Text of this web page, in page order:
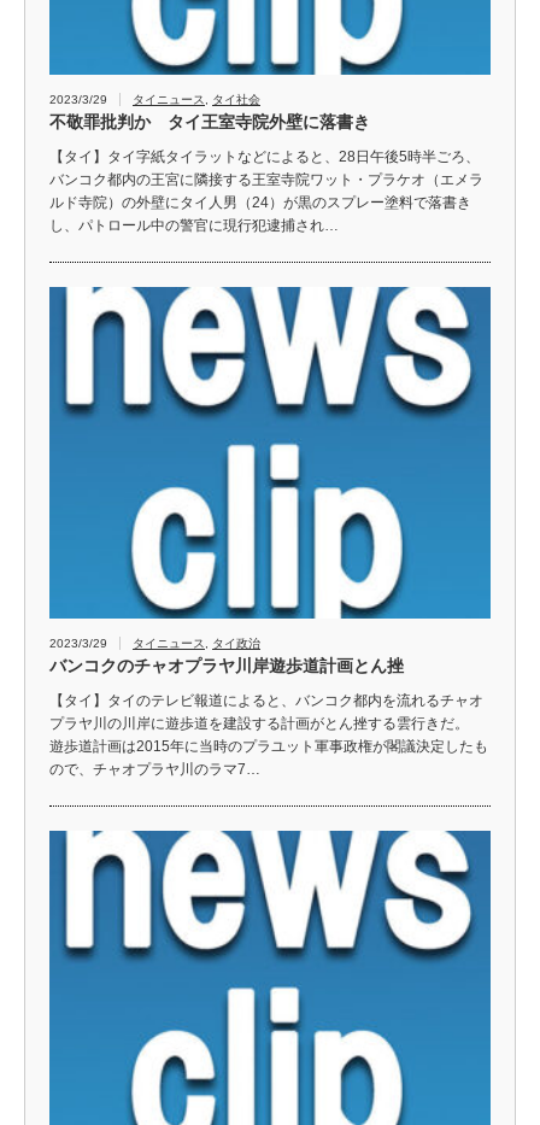
2023/3/29 タイニュース タイ社会
不敬罪批判か タイ王室寺院外壁に落書き
【タイ】タイ字紙タイラットなどによると、28日午後5時半ごろ、
バンコク都内の王宮に隣接する王室寺院ワット・プラケオ（エメラ
ルド寺院）の外壁にタイ人男（24）が黒のスプレー塗料で落書き
し、パトロール中の警官に現行犯逮捕され…
2023/3/29 タイニュース タイ政治
バンコクのチャオプラヤ川岸遊歩道計画とん挫
【タイ】タイのテレビ報道によると、バンコク都内を流れるチャオ
プラヤ川の川岸に遊歩道を建設する計画がとん挫する雲行きだ。
遊歩道計画は2015年に当時のプラユット軍事政権が閣議決定したも
ので、チャオプラヤ川のラマ7…